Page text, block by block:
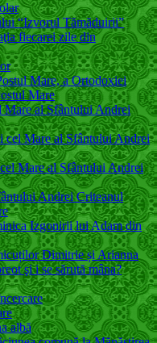
“Izvorul Tămăduirii”
fiecarei zile din
Mare, a Ortodoxiei
Mare
Mare al Sfântului Andrei
cel Mare al Sfântului Andrei
Mare al Sfântului Andrei
Andrei Criteanul
Izgonirii lui Adam din
Dimitrie și Arianna
şi i se sărută mâna?
albă